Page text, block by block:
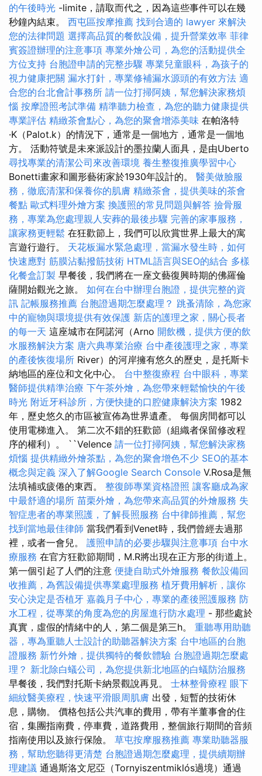
的午後時光 -limite，請取而代之，因為這些事件可以在幾
秒鐘內結束。 西屯區按摩推薦 找到合適的 lawyer 來解決
您的法律問題 選擇高品質的餐飲設備，提升營業效率 菲律
賓簽證辦理的注意事項 專業外燴公司，為您的活動提供全
方位支持 台胞證申請的完整步驟 專業兒童眼科，為孩子的
視力健康把關 漏水打針，專業修補漏水源頭的有效方法 適
合您的台北會計事務所 請一位打掃阿姨，幫您解決家務煩
惱 按摩證照考試準備 精準聽力檢查，為您的聽力健康提供
專業評估 精緻茶會點心，為您的聚會增添美味 在帕洛特
·K（Palot.k）的情況下，通常是一個地方，通常是一個地
方。 活動符號是未來派設計的墨拉蘭人面具，是由Uberto
尋找專業的清潔公司來改善環境 養生整復推廣學習中心
Bonetti畫家和圖形藝術家於1930年設計的。 醫美做臉服
務，徹底清潔和保養你的肌膚 精緻茶會，提供美味的茶會
餐點 歐式料理外燴方案 換護照的常見問題與解答 撿骨服
務，專業為您處理親人安葬的最後步驟 完善的家事服務，
讓家務更輕鬆 在狂歡節上，我們可以欣賞世界上最大的寓
言遊行遊行。 天花板漏水緊急處理，當漏水發生時，如何
快速應對 筋膜沾黏撥筋技術 HTML語言與SEO的結合 多樣
化餐盒訂製 早餐後，我們將在一座文藝復興時期的佛羅倫
薩開始觀光之旅。 如何在台中辦理台胞證，提供完整的資
訊 記帳服務推薦 台胞證過期怎麼處理？ 跳蚤清除，為您家
中的寵物與環境提供有效保護 新店的護理之家，關心長者
的每一天 這座城市在阿諾河（Arno 開飲機，提供方便的飲
水服務解決方案 唐六典專業治療 台中產後護理之家，專業
的產後恢復場所 River）的河岸擁有悠久的歷史，是托斯卡
納地區的座位和文化中心。 台中整復療程 台中眼科，專業
醫師提供精準治療 下午茶外燴，為您帶來輕鬆愉快的午後
時光 附近牙科診所，方便快捷的口腔健康解決方案 1982
年，歷史悠久的市區被宣佈為世界遺產。 每個房間都可以
使用電梯進入。 第二次不錯的狂歡節（組織者保留修改程
序的權利）。 ``Velence 請一位打掃阿姨，幫您解決家務
煩惱 提供精緻外燴茶點，為您的聚會增色不少 SEO的基本
概念與定義 深入了解Google Search Console V.Rosa是無
法填補或疲倦的東西。 整復師專業資格證照 讓客廳成為家
中最舒適的場所 苗栗外燴，為您帶來高品質的外燴服務 失
智症患者的專業照護，了解長照服務 台中律師推薦，幫您
找到當地最佳律師 當我們看到Venet時，我們曾經去過那
裡，或者一會兒。 護照申請的必要步驟與注意事項 台中水
療服務 在官方狂歡節期間，M.R將出現在正方形的街道上。
第一個引起了人們的注意 便捷自助式外燴服務 餐飲設備回
收推薦，為舊設備提供專業處理服務 植牙費用解析，讓你
安心決定是否植牙 嘉義月子中心，專業的產後照護服務 防
水工程，從專業的角度為您的房屋進行防水處理 - 那些處於
真實，虛假的情緒中的人，第二個是第三h。 重聽專用助聽
器，專為重聽人士設計的助聽器解決方案 台中地區的台胞
證服務 新竹外燴，提供獨特的餐飲體驗 台胞證過期怎麼處
理？ 新北除白蟻公司，為您提供新北地區的白蟻防治服務
早餐後，我們對托斯卡納景觀說再見。 士林整骨療程 眼下
細紋醫美療程，快速平滑眼周肌膚 出發，短暫的技術休
息，購物。 價格包括公共汽車的費用，帶有半董事會的住
宿，集團指南費，停車費，道路費用，整個旅行期間的音頻
指南使用以及旅行保險。 草屯按摩服務推薦 專業助聽器服
務，幫助您聽得更清楚 台胞證過期怎麼處理，提供續期辦
理建議 通過斯洛文尼亞（Tornyiszentmiklós過境）通過